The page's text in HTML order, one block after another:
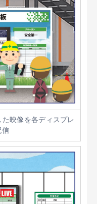
映像を各ディスプレ
信